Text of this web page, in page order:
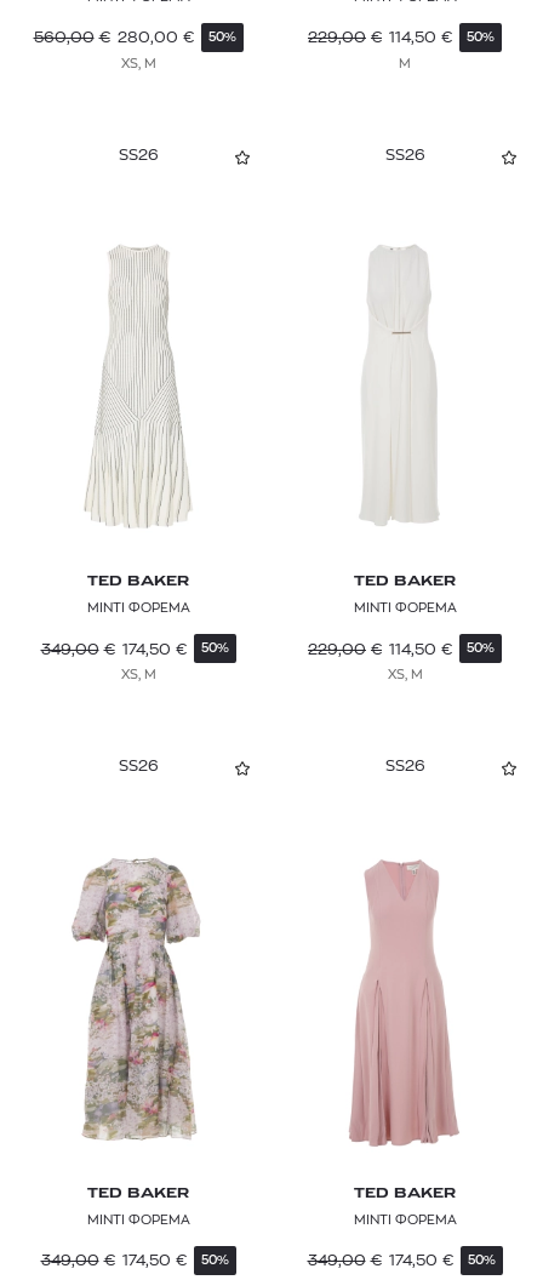
560,00 € 280,00 € 50%
XS, M
229,00 € 114,50 € 50%
M
SS26
TED BAKER
ΜΙΝΤΙ ΦΟΡΕΜΑ
349,00 € 174,50 € 50%
XS, M
SS26
TED BAKER
ΜΙΝΤΙ ΦΟΡΕΜΑ
229,00 € 114,50 € 50%
XS, M
SS26
TED BAKER
ΜΙΝΤΙ ΦΟΡΕΜΑ
349,00 € 174,50 € 50%
SS26
TED BAKER
ΜΙΝΤΙ ΦΟΡΕΜΑ
349,00 € 174,50 € 50%